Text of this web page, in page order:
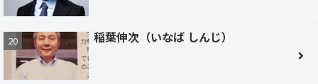
稲葉伸次（いなば しんじ）